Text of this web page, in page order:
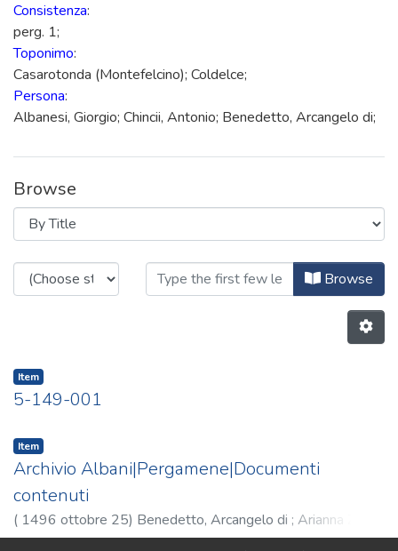
Consistenza:
perg. 1;
Toponimo:
Casarotonda (Montefelcino); Coldelce;
Persona:
Albanesi, Giorgio; Chincii, Antonio; Benedetto, Arcangelo di;
Browse
Browsing Pergamene|Documenti
Browse
Item
5-149-001
Item
Archivio Albani|Pergamene|Documenti
contenuti
( 1496 ottobre 25) Benedetto, Arcangelo di ; Arianna Zaffini